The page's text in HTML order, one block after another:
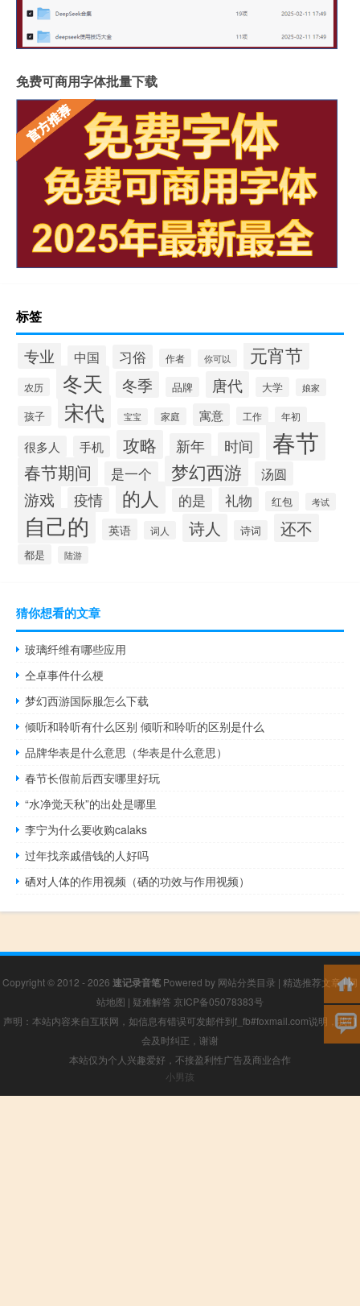
免费可商用字体批量下载
标签
专业 中国 习俗 作者 你可以 元宵节
农历 冬天 冬季 品牌 唐代 大学 娘家
孩子 宋代 宝宝 家庭 寓意 工作 年初
很多人 手机 攻略 新年 时间 春节
春节期间 是一个 梦幻西游 汤圆
游戏 疫情 的人 的是 礼物 红包 考试
自己的 英语 词人 诗人 诗词 还不
都是 陆游
猜你想看的文章
玻璃纤维有哪些应用
仝卓事件什么梗
梦幻西游国际服怎么下载
倾听和聆听有什么区别 倾听和聆听的区别是什么
品牌华表是什么意思（华表是什么意思）
春节长假前后西安哪里好玩
“水净觉天秋”的出处是哪里
李宁为什么要收购calaks
过年找亲戚借钱的人好吗
硒对人体的作用视频（硒的功效与作用视频）
Copyright © 2012 - 2026 速记录音笔 Powered by 网站分类目录 | 精选推荐文章|网
站地图 | 疑难解答 京ICP备05078383号
声明：本站内容来自互联网，如信息有错误可发邮件到f_fb#foxmail.com说明，我们
会及时纠正，谢谢
本站仅为个人兴趣爱好，不接盈利性广告及商业合作
小男孩